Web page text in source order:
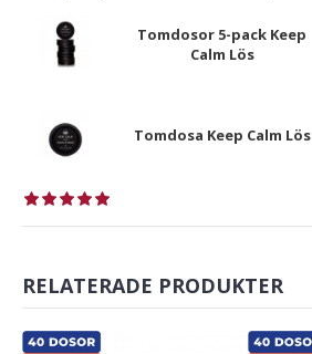
Tomdosor 5-pack Keep
Calm Lös
Tomdosa Keep Calm Lös
RELATERADE PRODUKTER